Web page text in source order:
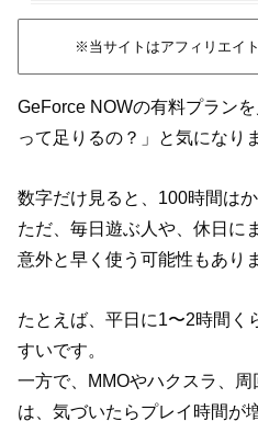
※当サイトはアフィリエイ
GeForce NOWの有料プラン
って足りるの？」と気になり
数字だけ見ると、100時間は
ただ、毎日遊ぶ人や、休日に
意外と早く使う可能性もあり
たとえば、平日に1〜2時間く
すいです。
一方で、MMOやハクスラ、
は、気づいたらプレイ時間が